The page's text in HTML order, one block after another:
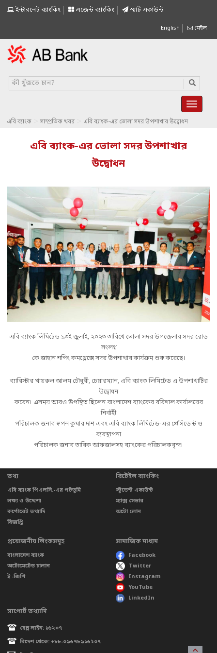
ইন্টারনেট ব্যাংকিং এজেন্ট ব্যাংকিং স্মাৰ্ট একাউন্ট
English মেইল
এবি ব্যাংক সাম্প্রতিক খবর এবি ব্যাংক-এর ভোলা সদর উপশাখার উদ্বোধন
এবি ব্যাংক-এর ভোলা সদর উপশাখার
উদ্বোধন
এবি ব্যাংক লিমিটেড ১৩ই জুলাই, ২০২৩ তারিখে ভোলা সদর উপজেলার সদর রোড
সংলগ্ন
কে.জাহান শপিং কমপ্লেক্সে সদর উপশাখার কার্যক্রম শুরু করেছে।
ব্যারিস্টার খায়রুল আলম চৌধুরী, চেয়ারম্যান, এবি ব্যাংক লিমিটেড এ উপশাখাটির
উদ্বোধন
করেন। এসময় আরও উপস্থিত ছিলেন বাংলাদেশ ব্যাংকের বরিশাল কার্যালয়ের
নির্বাহী
পরিচালক জনাব স্বপন কুমার দাশ এবং এবি ব্যাংক লিমিটেড-এর প্রেসিডেন্ট ও
ব্যবস্থাপনা
পরিচালক জনাব তারিক আফজালসহ ব্যাংকের পরিচালকবৃন্দ।
তথ্য
এবি ব্যাংক পিএলসি.-এর পটভূমি
লক্ষ্য ও উদ্দেশ্য
কর্পোরেট তথ্যাদি
বিজ্ঞপ্তি
রিটেইল ব্যাংকিং
স্টুডেন্ট একাউন্ট
ম্যাক্স সেভার
অটো লোন
প্রয়োজনীয় লিংকসমূহ
বাংলাদেশ ব্যাংক
অটোমেটেড চালান
ই -জিপি
সামাজিক মাধ্যম
Facebook
Twitter
Instagram
YouTube
LinkedIn
সাপোর্ট তথ্যাদি
হেল্প লাইন: ১৬২০৭
বিদেশ থেকে: +৮৮-০৯৬৭৮৯১৬২০৭